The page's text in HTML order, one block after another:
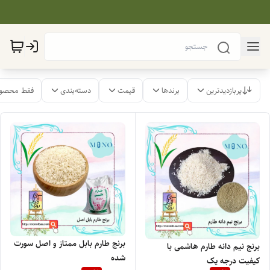
پربازدیدترین برندها قیمت دسته‌بندی فقط
برنج نیم دانه طارم هاشمی با
کیفیت درجه یک
برنج طارم بابل ممتاز و اصل سورت
شده